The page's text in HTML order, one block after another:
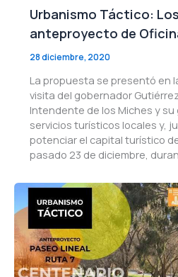
Urbanismo Táctico:
anteproyecto de
28 diciembre, 2020
La propuesta se presentó en
visita del gobernador
Intendente de los Miches y
servicios turísticos locales y,
potenciar el capital turístico
pasado 23 de diciembre,